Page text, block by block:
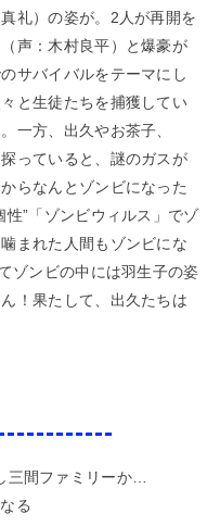
礼）の姿が。2人が再開を
声：木村良平）と爆豪が
サバイバルをテーマにし
と生徒たちを捕獲してい
一方、出久やお茶子、
っていると、謎のガスが
らなんとゾンビになった
”「ゾンビウィルス」でゾ
まれた人間もゾンビにな
ゾンビの中には羽生子の姿
！果たして、出久たちは
三間ファミリーか…
る